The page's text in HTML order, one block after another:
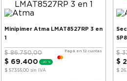
Minipimer Atma LMAT8527RP 3 en
1
$ 86.750,00
$ 69.400 -20 %
$ 57.355,00 sin IVA
Pagá en 12 cuotas $
$
$